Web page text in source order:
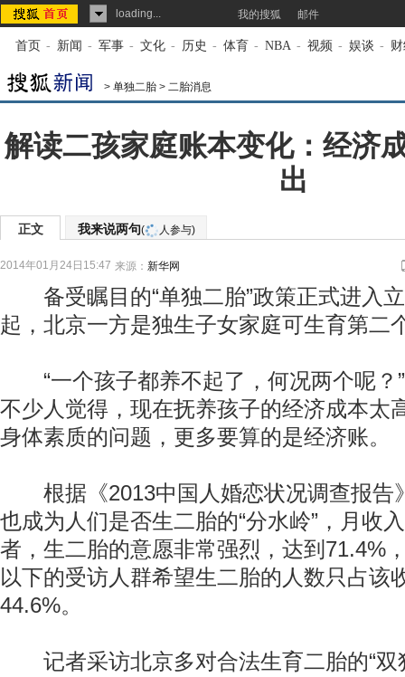
loading... 我的搜狐 邮件
首页 - 新闻 - 军事 - 文化 - 历史 - 体育 - NBA - 视频 - 娱谈 -
> 单独二胎 > 二胎消息
解读二孩家庭账本变化：经济
出
正文 我来说两句( 人参与)
2014年01月24日15:47 来源： 新华网
备受瞩目的“单独二胎”政策正式进入
起，北京一方是独生子女家庭可生育第二
“一个孩子都养不起了，何况两个呢？
不少人觉得，现在抚养孩子的经济成本太
身体素质的问题，更多要算的是经济账。
根据《2013中国人婚恋状况调查报告
也成为人们是否生二胎的“分水岭”，月收
者，生二胎的意愿非常强烈，达到71.4%
以下的受访人群希望生二胎的人数只占该
44.6%。
记者采访北京多对合法生育二胎的“双